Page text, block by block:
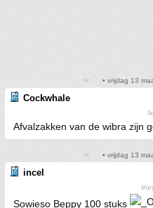
• vrijdag 13
Cockwhale
Afvalzakken van de wibra zijn
• vrijdag 13
incel
Sowieso Beppy 100 stuks